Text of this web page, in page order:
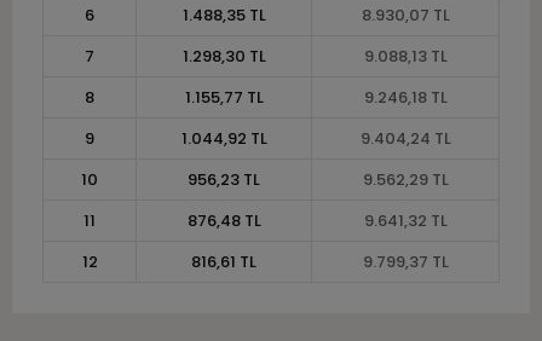
6
1.488,35 TL
8.930,07 TL
7
1.298,30 TL
9.088,13 TL
8
1.155,77 TL
9.246,18 TL
9
1.044,92 TL
9.404,24 TL
10
956,23 TL
9.562,29 TL
11
876,48 TL
9.641,32 TL
12
816,61 TL 9.799,37 TL